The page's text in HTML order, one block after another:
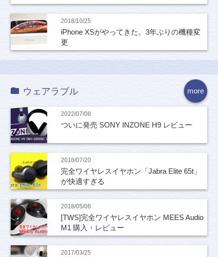
2018/10/25
iPhone XSがやってきた。3年ぶりの機種変
更
more
ウェアラブル
2022/07/08
ついに発売 SONY INZONE H9 レビュー
2018/07/20
完全ワイヤレスイヤホン「Jabra Elite 65t」
が快適すぎる
2018/05/06
[TWS]完全ワイヤレスイヤホン MEES Audio
M1 購入・レビュー
2017/03/25